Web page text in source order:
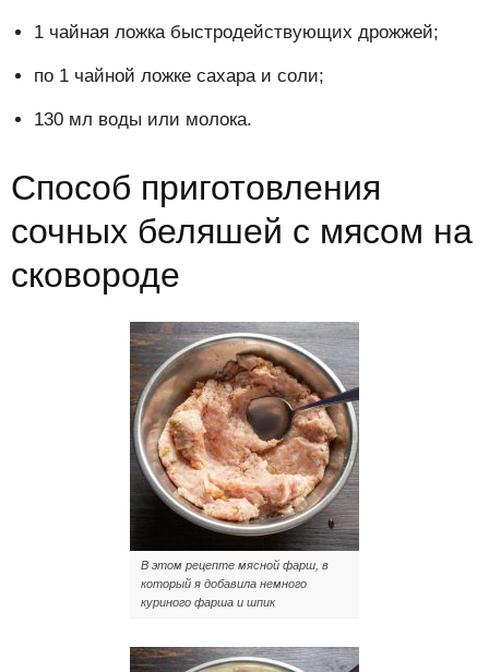
1 чайная ложка быстродействующих дрожжей;
по 1 чайной ложке сахара и соли;
130 мл воды или молока.
Способ приготовления
сочных беляшей с мясом на
сковороде
В этом рецепте мясной фарш, в
который я добавила немного
куриного фарша и шпик